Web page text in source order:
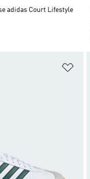
adidas Court Lifestyle